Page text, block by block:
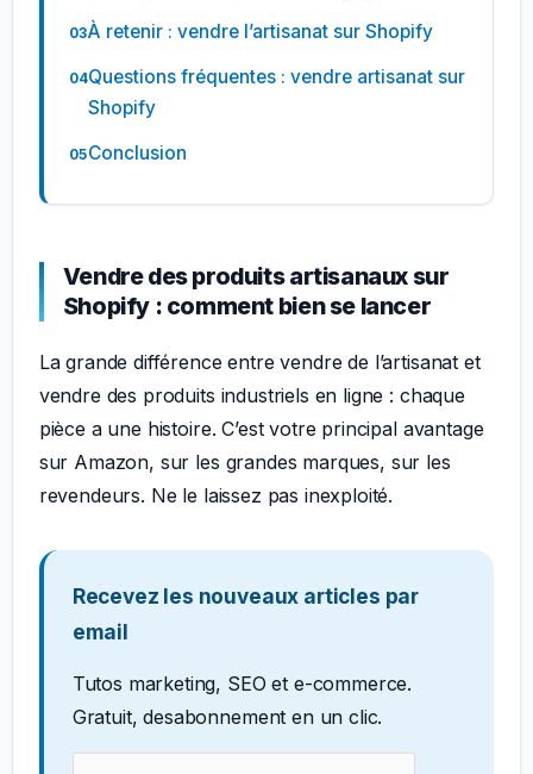
À retenir : vendre l’artisanat sur Shopify
Questions fréquentes : vendre artisanat sur
Shopify
Conclusion
Vendre des produits artisanaux sur
Shopify : comment bien se lancer
La grande différence entre vendre de l’artisanat et
vendre des produits industriels en ligne : chaque
pièce a une histoire. C’est votre principal avantage
sur Amazon, sur les grandes marques, sur les
revendeurs. Ne le laissez pas inexploité.
Recevez les nouveaux articles par
email
Tutos marketing, SEO et e-commerce.
Gratuit, desabonnement en un clic.